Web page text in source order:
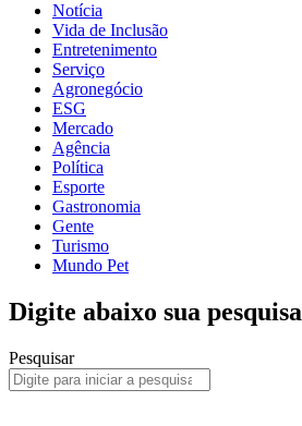
Notícia
Vida de Inclusão
Entretenimento
Serviço
Agronegócio
ESG
Mercado
Agência
Política
Esporte
Gastronomia
Gente
Turismo
Mundo Pet
Digite abaixo sua pesquisa
Pesquisar